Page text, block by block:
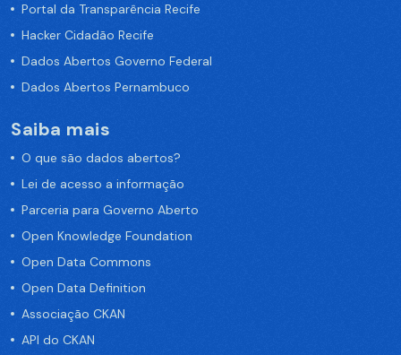
Portal da Transparência Recife
Hacker Cidadão Recife
Dados Abertos Governo Federal
Dados Abertos Pernambuco
Saiba mais
O que são dados abertos?
Lei de acesso a informação
Parceria para Governo Aberto
Open Knowledge Foundation
Open Data Commons
Open Data Definition
Associação CKAN
API do CKAN